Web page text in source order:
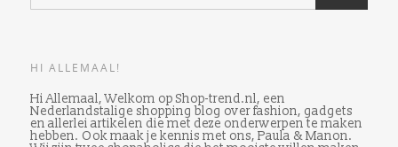
HI ALLEMAAL!
Hi Allemaal, Welkom op Shop-trend.nl, een
Nederlandstalige shopping blog over fashion, gadgets
en allerlei artikelen die met deze onderwerpen te maken
hebben. Ook maak je kennis met ons, Paula & Manon.